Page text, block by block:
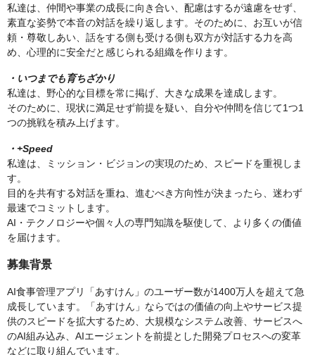
私達は、仲間や事業の成長に向き合い、配慮はするが遠慮をせず、
素直な姿勢で本音の対話を繰り返します。そのために、お互いが信
頼・尊敬しあい、話をする側も受ける側も双方が対話する力を高
め、心理的に安全だと感じられる組織を作ります。
・いつまでも育ちざかり
私達は、野心的な目標を常に掲げ、大きな成果を達成します。
そのために、現状に満足せず前提を疑い、自分や仲間を信じて1つ1
つの挑戦を積み上げます。
・+Speed
私達は、ミッション・ビジョンの実現のため、スピードを重視しま
す。
目的を共有する対話を重ね、進むべき方向性が決まったら、迷わず
最速でコミットします。
AI・テクノロジーや個々人の専門知識を駆使して、より多くの価値
を届けます。
募集背景
AI食事管理アプリ「あすけん」のユーザー数が1400万人を超えて急
成長しています。「あすけん」ならではの価値の向上やサービス提
供のスピードを拡大するため、大規模なシステム改善、サービスへ
のAI組み込み、AIエージェントを前提とした開発プロセスへの変革
などに取り組んでいます。